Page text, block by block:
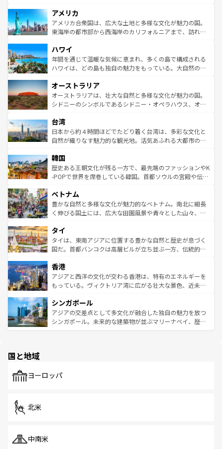
ンツ一覧を参照してほしい。
の建物がそのまま残る町や、スイスならではのユニークな
博物館もあり、アルプス観光だけでなく町歩きも満喫する
ことができる。国民の所得が高いため物価も高いが、旅行
ば市内交通費無料で観光を楽しむこともできる。 なお、新
着のスイス情報はコンテンツ一覧 を参照してほしい。
アメリカ
アメリカ合衆国は、広大な土地と多様な文化が魅力の国。
東海岸の都市部から西海岸のカリフォルニアまで、訪れる
のような巨大都市は、観光、ショッピング、エンターテイ
ンメントが詰まった刺激的なスポットだ。一方、アメリカ
西部には大自然が広がり、グランドキャニオンやイエロー
部のニューオーリンズでは、音楽と美食が融合した独特の
文化が魅力。旅行者はアメリカの各地域で異なる魅力を楽
しみながら、その多様性と豊かな歴史を感じることができ
ならではの贅沢な旅のスタイルだ。 なお、新着のアメリカ
情報はコンテンツ一覧を参照してほしい。
ハワイ
年間を通じて温暖な気候に恵まれ、多くの島で構成される
ハワイは、どの島も独自の魅力をもっている。大自然の神
ワイ島は見逃せない。また、定番の観光地といえばオアフ
島だが、静かな自然を求めるならマウイ島やカウアイ島が
おすすめ。エメラルドグリーンに輝く海をはじめ、豊かな
れるおもてなしの心で訪れる人々を迎えてくれるハワイの
人々、おいしいローカルフードやハワイアンミュージッ
ク、伝統的なフラダンスなど、すべてがハワイの魅力を彩
ワイを、存分に味わってほしい。 なお、新着のハワイ情報
はコンテンツ一覧を参照してほしい。
オーストラリア
オーストラリアは、壮大な自然と多様な文化が魅力の国。
シドニーのシンボルであるシドニー・オペラハウス、オー
リアリーフや大陸中央部にそびえるウルル（エアーズロッ
ク）、タスマニアの美しい原生林やケアンズの熱帯雨林な
ど、見どころがたくさん。また、カフェやワイン、オージ
いる。アクティビティも充実しており、サーフィンやダイ
ビング、ハイキングなど、アウトドア好きにはたまらな
い。オーストラリアの多彩な魅力を存分に味わいつくそ
参照してほしい。
台湾
日本から約４時間ほどでたどり着く台湾は、多彩な文化と
自然が織りなす魅力的な観光地。活気あふれる大都市の台
ン）、静ひつな山岳地帯である台湾東部など、都市の喧騒
と山間の静けさが共存しており、訪れる人に新しい発見と
驚きをもたらしてくれる。また、奥深い台湾の食文化も魅
容にもいいと評判のスイーツなど、バラエティ豊かな料理
が味わえる。 なお、新着の台湾情報は コンテンツ一覧を参
照してほしい。
韓国
歴史ある王朝文化が残る一方で、最先端のファッションやK
-POPで世界を席巻している韓国。首都ソウルの宮殿や伝統
き、地方に足を延ばせば四季折々の自然美を楽しむことが
できる。そして、キムチや焼肉、絶品のストリートフード
まで、さまざまな韓国料理が待っている。夜には、韓国な
リティに包まれながら、韓国の多彩な魅力を心ゆくまで味
わってみてほしい。 なお、新着の韓国情報はコンテンツ一
覧を参照してほしい。
ベトナム
豊かな自然と多様な文化が魅力的なベトナム。南北に細長
く伸びる国土には、広大な田園風景や青々とした山々、世
急速な発展と共に伝統が息づく。ハノイの古い町並みやホ
ーチミン市のフランス統治時代の建物も、独特の雰囲気を
醸し出している。また、バラエティの豊かさとおいしさで
とつ。フォーやバインミー、ベトナムコーヒーなどは、ぜ
ひ現地で味わいたい。どの地域を訪れてもあたたかい人々
が旅行者を迎えてくれるので、きっと忘れられない旅にな
参照してほしい。
タイ
タイは、東南アジアに位置する豊かな自然と歴史が息づく
国だ。首都バンコクは高層ビルが立ち並ぶ一方、伝統的な
の活気が交差している。北部ではチェンマイなどの山岳地
帯で自然と触れ合い、南部ではプーケットやクラビの美し
いビーチでリゾート気分を楽しむことができる。タイ料理
激する。気候は一年中温暖で、どの季節にも異なる楽しみ
が待っている。親しみやすいタイの人々、仏教を中心とし
た文化、そして多様な観光資源が、訪れる旅人を魅了し続
香港
アジアと西洋の文化が交わる香港は、特有のエネルギーを
もっている。ヴィクトリア湾に広がる壮大な景色、近未来
み、どこを訪れても感動するはず。観光スポットが密集し
ており、効率よく見どころを回れるのも魅力。息をのむよ
うな絶景から文化的な体験まで、香港を存分に楽しみ尽く
シンガポール
アジアの交差点として多文化が融合した独自の魅力を放つ
シンガポール。未来的な建築物が並ぶマリーナベイ、歴史
で、ホーカーズは地元の風情を楽しめる外せないスポット
国と地域
ヨーロッパ
北米
中南米